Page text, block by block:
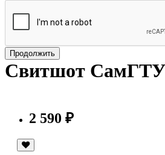
Продолжить
Свитшот
2 590 ₽